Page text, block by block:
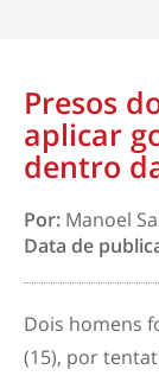
Presos
aplicar
dentro
Por: Manoel
Data de
Dois homens
(15), por